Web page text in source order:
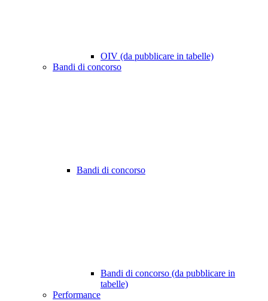
OIV (da pubblicare in tabelle)
Bandi di concorso
Bandi di concorso
Bandi di concorso (da pubblicare in
tabelle)
Performance